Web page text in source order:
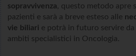
sopravvivenza , questo metodo
pazienti e sarà a breve esteso alle
vie biliari e potrà in futuro servire
ambiti specialistici in Oncologia.